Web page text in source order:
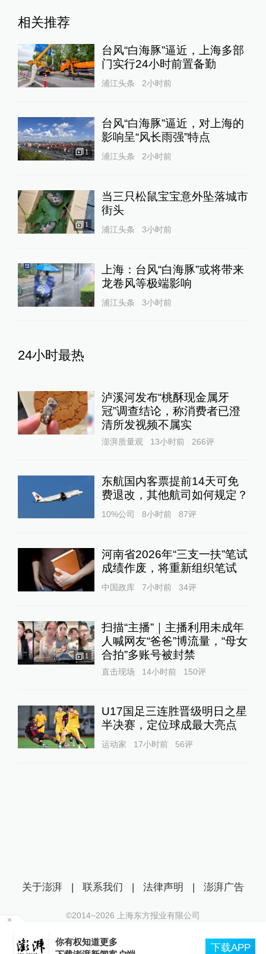
相关推荐
台风“白海豚”逼近，上海多部
门实行24小时前置备勤
浦江头条 2小时前
1
台风“白海豚”逼近，对上海的
影响呈“风长雨强”特点
浦江头条 2小时前
1
当三只松鼠宝宝意外坠落城市
街头
浦江头条 3小时前
上海：台风“白海豚”或将带来
龙卷风等极端影响
浦江头条 3小时前
24小时最热
泸溪河发布“桃酥现金属牙
冠”调查结论，称消费者已澄
清所发视频不属实
澎湃质量观 13小时前 266评
东航国内客票提前14天可免
费退改，其他航司如何规定？
10%公司 8小时前 87评
河南省2026年“三支一扶”笔试
成绩作废，将重新组织笔试
中国政库 7小时前 34评
1
扫描“主播”｜主播利用未成年
人喊网友“爸爸”博流量，“母女
合拍”多账号被封禁
直击现场 14小时前 150评
U17国足三连胜晋级明日之星
半决赛，定位球成最大亮点
运动家 17小时前 56评
你有权知道更多
下载APP
关于澎湃 | 联系我们 | 法律声明 | 澎湃广告
©2014~2026 上海东方报业有限公司
互联网新闻信息服务许可证：31120170006